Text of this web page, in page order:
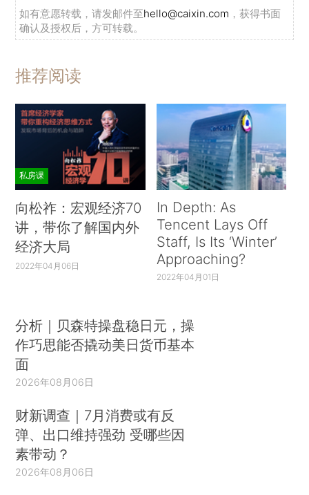
如有意愿转载，请发邮件至hello@caixin.com ，获得书面
确认及授权后，方可转载。
推荐阅读
私房课
向松祚：宏观经济70
讲，带你了解国内外
经济大局
2022年04月06日
In Depth: As
Tencent Lays Off
Staff, Is Its ‘Winter’
Approaching?
2022年04月01日
分析｜贝森特操盘稳日元，操
作巧思能否撬动美日货币基本
面
2026年08月06日
财新调查｜7月消费或有反
弹、出口维持强劲 受哪些因
素带动？
2026年08月06日